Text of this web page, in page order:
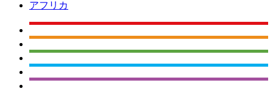
アフリカ